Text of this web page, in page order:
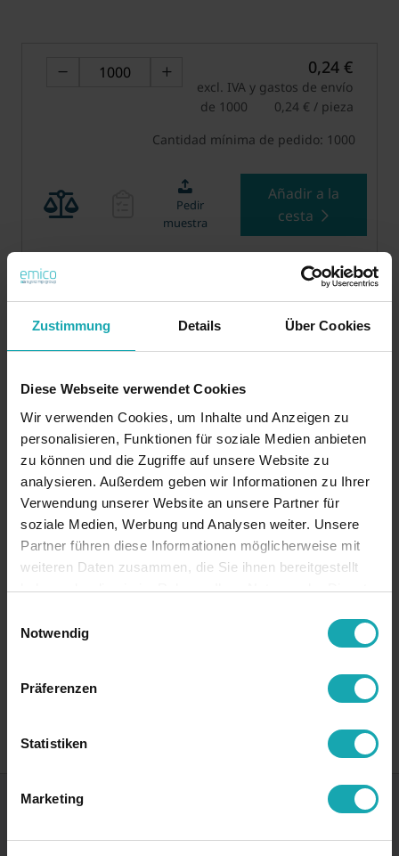
Zustimmung Details Über Cookies
Diese Webseite verwendet Cookies
Wir verwenden Cookies, um Inhalte und Anzeigen zu
personalisieren, Funktionen für soziale Medien anbieten
zu können und die Zugriffe auf unsere Website zu
analysieren. Außerdem geben wir Informationen zu Ihrer
Verwendung unserer Website an unsere Partner für
soziale Medien, Werbung und Analysen weiter. Unsere
Partner führen diese Informationen möglicherweise mit
weiteren Daten zusammen, die Sie ihnen bereitgestellt
haben oder die sie im Rahmen Ihrer Nutzung der Dienste
Notwendig
Präferenzen
Statistiken
Marketing
0,24 €
excl. IVA y gastos de envío
de 1000
0,24 € / pieza
Cantidad mínima de pedido: 1000
Pedir
muestra
Añadir a la
cesta
Visualizar en 3D
Specificaciones técnicas
Diseño
Descargas
RoHS conforme con RoHS
material PA reforzado de fibra de vidrio 25
número de
número de
país de origen
syskomp gehmeyr GmbH